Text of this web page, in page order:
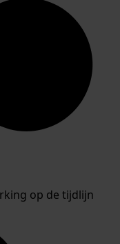
op de tijdlijn